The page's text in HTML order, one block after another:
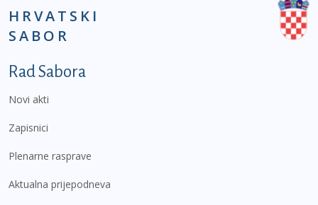
HRVATSKI
SABOR
Podnožje prvi izbornik
Rad Sabora
Novi akti
Zapisnici
Plenarne rasprave
Aktualna prijepodneva